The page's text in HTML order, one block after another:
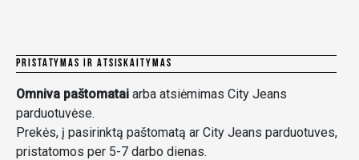
PRISTATYMAS IR ATSISKAITYMAS
Omniva paštomatai arba atsiėmimas City Jeans
parduotuvėse.
Prekės, į pasirinktą paštomatą ar City Jeans parduotuves,
pristatomos per 5-7 darbo dienas.